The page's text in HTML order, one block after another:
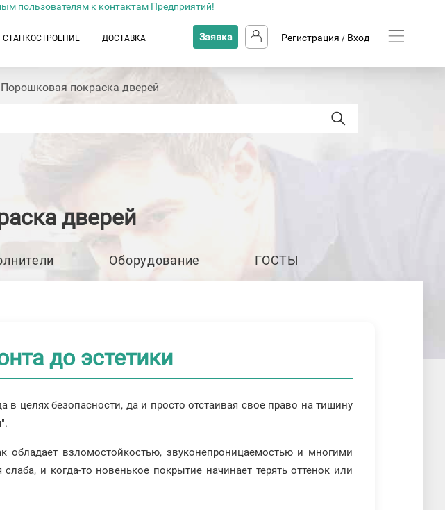
пользователям к контактам Предприятий!
СТАНКОСТРОЕНИЕ ДОСТАВКА Заявка Регистрация / Вход
Порошковая покраска дверей
дверей
Оборудование ГОСТЫ
до эстетики
в целях безопасности, да и просто отстаивая свое право на тишину
обладает взломостойкостью, звуконепроницаемостью и многими
и когда-то новенькое покрытие начинает терять оттенок или